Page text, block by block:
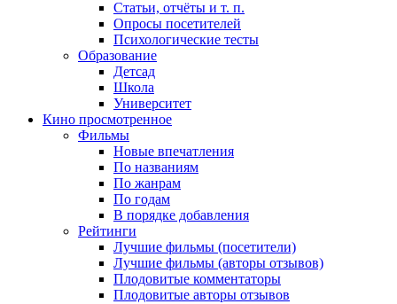
Статьи, отчёты и т. п.
Опросы посетителей
Психологические тесты
Образование
Детсад
Школа
Университет
Кино просмотренное
Фильмы
Новые впечатления
По названиям
По жанрам
По годам
В порядке добавления
Рейтинги
Лучшие фильмы (посетители)
Лучшие фильмы (авторы отзывов)
Плодовитые комментаторы
Плодовитые авторы отзывов